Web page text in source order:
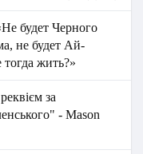
будет Черного
не будет Ай-
жить?»
за
- Маson